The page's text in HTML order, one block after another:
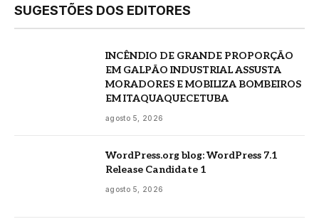
SUGESTÕES DOS EDITORES
INCÊNDIO DE GRANDE PROPORÇÃO
EM GALPÃO INDUSTRIAL ASSUSTA
MORADORES E MOBILIZA BOMBEIROS
EM ITAQUAQUECETUBA
agosto 5, 2026
WordPress.org blog: WordPress 7.1
Release Candidate 1
agosto 5, 2026